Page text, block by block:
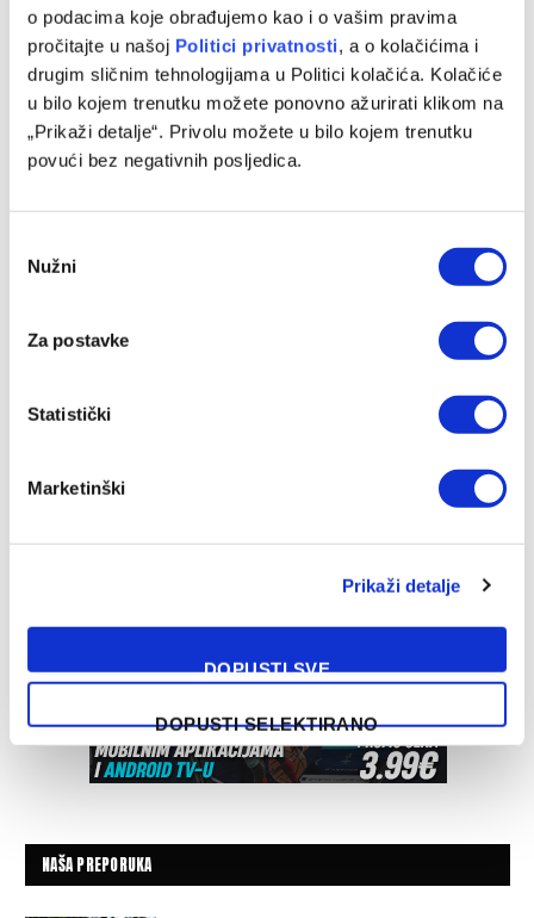
o podacima koje obrađujemo kao i o vašim pravima
pročitajte u našoj Politici privatnosti, a o kolačićima i
drugim sličnim tehnologijama u Politici kolačića. Kolačiće
u bilo kojem trenutku možete ponovno ažurirati klikom na
„Prikaži detalje“. Privolu možete u bilo kojem trenutku
povući bez negativnih posljedica.
Selection
Nužni
Za postavke
Statistički
Marketinški
Prikaži detalje
DOPUSTI SVE
DOPUSTI SELEKTIRANO
NAŠA PREPORUKA